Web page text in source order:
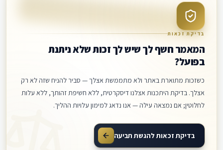
בדיקת זכאות
המאמר חשף לך שיש לך זכות שלא ניתנת
בפועל?
כשזכות מתוארת באתר ולא מתממשת אצלך — סביר להניח שזה לא רק
אצלך. בדיקת היתכנות אצלנו דיסקרטית, ללא חשיפת זהותך, ללא עלות
לחלוטין; אם נמצאה עילה — אנו נדאג למימון עלויות ההליך.
בדיקת זכאות להגשת תביעה